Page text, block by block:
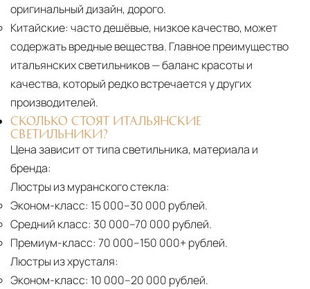
оригинальный дизайн, дорого.
Китайские: часто дешёвые, низкое качество, может
содержать вредные вещества. Главное преимущество
итальянских светильников — баланс красоты и
качества, который редко встречается у других
производителей.
СКОЛЬКО СТОЯТ ИТАЛЬЯНСКИЕ
СВЕТИЛЬНИКИ?
Цена зависит от типа светильника, материала и
бренда:
Люстры из муранского стекла:
Эконом-класс: 15 000–30 000 рублей.
Средний класс: 30 000–70 000 рублей.
Премиум-класс: 70 000–150 000+ рублей.
Люстры из хрусталя:
Эконом-класс: 10 000–20 000 рублей.